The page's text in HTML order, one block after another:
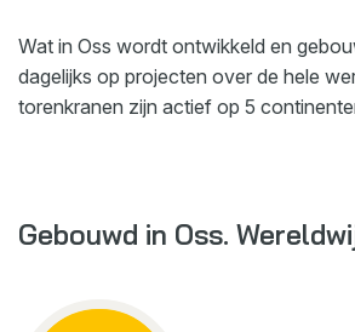
Wat in Oss wordt ontwikkeld en
dagelijks op projecten over de hele
torenkranen zijn actief op 5
Gebouwd in Oss.